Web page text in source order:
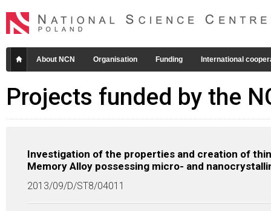
About NCN Organisation Funding International
Projects funded by the
Investigation of the properties and creation of
Memory Alloy possessing micro- and
2013/09/D/ST8/04011